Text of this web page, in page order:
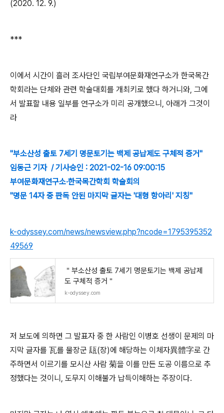
(2020. 12. 9.)
***
이에서 시간이 흘러 조사단인 국립부여문화재연구소가 한국목간
학회라는 단체와 관련 학술대회를 개최키로 했다 하거니와, 그에
서 발표할 내용 일부를 연구소가 미리 공개했으니, 아래가 그것이
라
"부소산성 출토 7세기 명문토기는 백제 공납제도 구체적 증거"
임동근 기자 / 기사승인 : 2021-02-16 09:00:15
부여문화재연구소·한국목간학회 학술회의
"명문 14자 중 판독 안된 마지막 글자는 '대형 항아리' 지칭"
k-odyssey.com/news/newsview.php?ncode=1795395352
49569
＂부소산성 출토 7세기 명문토기는 백제 공납제
도 구체적 증거＂
k-odyssey.com
저 보도에 의하면 그 발표자 중 한 사람인 이병호 선생이 문제의 마
지막 글자를 瓦를 물장군 瓺(장)에 해당하는 이체자異體字로 간
주하면서 이르기를 모시산 사람 菊을 이를 만든 도공 이름으로 추
정했다는 것이니, 도무지 이해불가 납득이해하는 주장이다.